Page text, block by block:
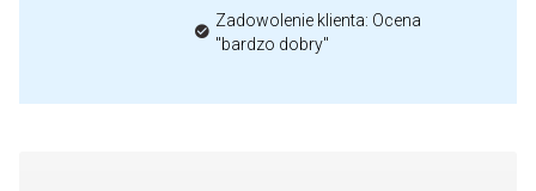
Zadowolenie klienta: Ocena
"bardzo dobry"